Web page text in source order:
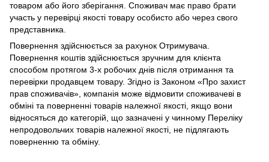
товаром або його зберігання. Споживач має право брати
участь у перевірці якості товару особисто або через свого
представника.
Повернення здійснюється за рахунок Отримувача.
Повернення коштів здійснюється зручним для клієнта
способом протягом 3-х робочих днів після отримання та
перевірки продавцем товару. Згідно із Законом «Про захист
прав споживачів», компанія може відмовити споживачеві в
обміні та поверненні товарів належної якості, якщо вони
відносяться до категорій, що зазначені у чинному Переліку
непродовольчих товарів належної якості, не підлягають
поверненню та обміну.